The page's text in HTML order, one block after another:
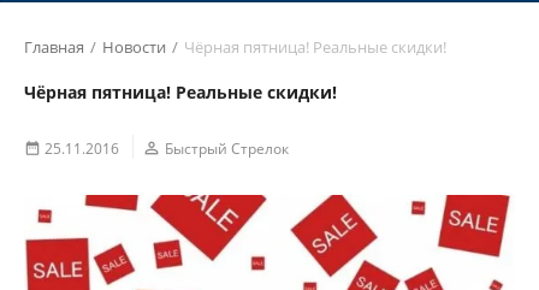
Главная / Новости / Чёрная пятница! Реальные скидки!
Чёрная пятница! Реальные скидки!
 25.11.2016  Быстрый Стрелок